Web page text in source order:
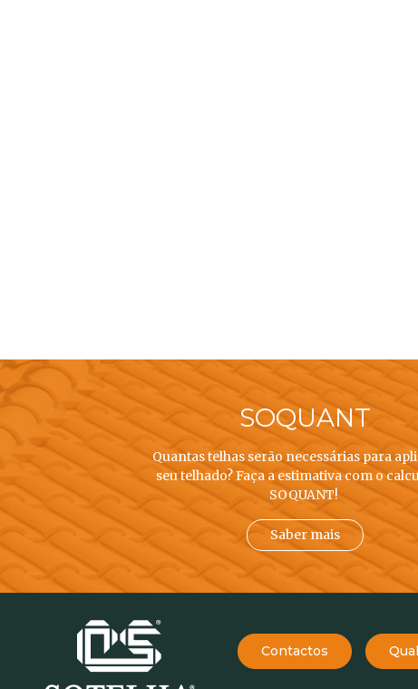
SOQUANT
Quantas telhas serão necessárias para
seu telhado? Faça a estimativa com o
SOQUANT!
Saber mais
Contactos